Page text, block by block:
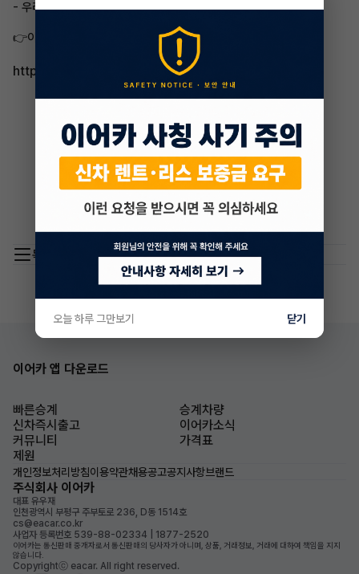
- 우리 이어카 승계희망자분들 많은 관심 부탁드리겠습니다 ^-^
👉이어카에서 자세히 보기​
https://app.eacar.co.kr/share/eacar/18592
목록 이동
이어카 앱 다운로드
빠른승계
승계차량
신차즉시출고
이어카소식
커뮤니티
가격표
제원
개인정보처리방침이용약관채용공고공지사항브랜드
주식회사 이어카
대표 유우재
인천광역시 부평구 주부토로 236, D동 1514호
cs@eacar.co.kr
사업자 등록번호 539-88-02334 | 1877-2520
이어카는 통신판매 중개자로서 통신판매의 당사자가 아니며, 상품, 거래정보, 거래에 대하여 책임을 지지
않습니다.
Copyrightⓒ eacar. All right reserved.
오늘 하루 그만보기 닫기